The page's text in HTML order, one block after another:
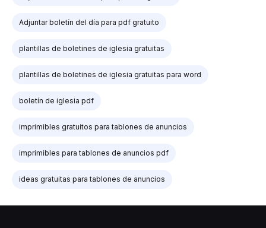
Adjuntar boletín del día para pdf gratuito
plantillas de boletines de iglesia gratuitas
plantillas de boletines de iglesia gratuitas para word
boletín de iglesia pdf
imprimibles gratuitos para tablones de anuncios
imprimibles para tablones de anuncios pdf
ideas gratuitas para tablones de anuncios